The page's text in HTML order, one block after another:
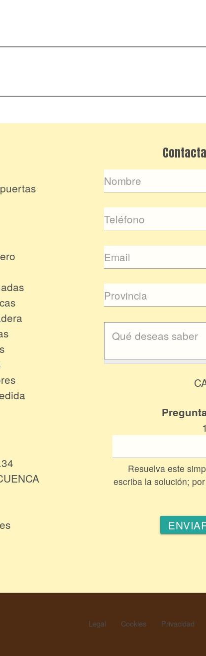
Resuelva este
escriba la solución;
Legal Cookies Privacidad